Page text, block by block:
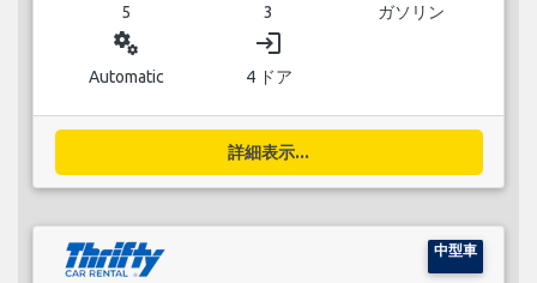
5 3 ガソリン
miscellaneous_services
Automatic
login
4 ドア
詳細表示...
中型車